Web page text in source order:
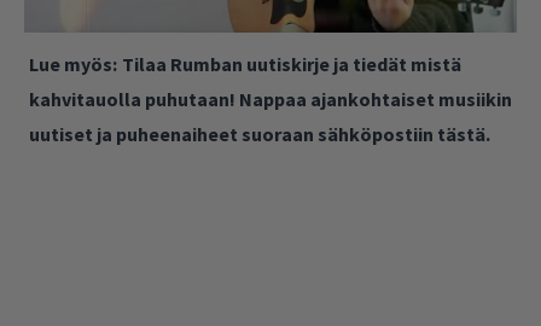
Lue myös: Tilaa Rumban uutiskirje ja tiedät mistä
kahvitauolla puhutaan! Nappaa ajankohtaiset musiikin
uutiset ja puheenaiheet suoraan sähköpostiin tästä.